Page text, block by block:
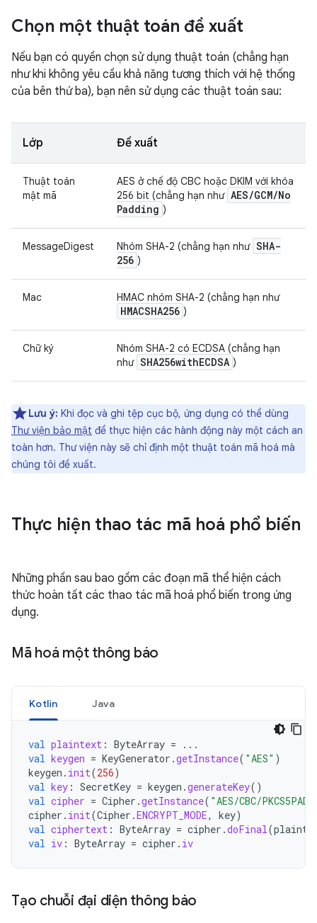
Chọn một thuật toán đề xuất
Nếu bạn có quyền chọn sử dụng thuật toán (chẳng hạn
như khi không yêu cầu khả năng tương thích với hệ thống
của bên thứ ba), bạn nên sử dụng các thuật toán sau:
Lớp Đề xuất
Thuật toán
mật mã
AES ở chế độ CBC hoặc DKIM với khóa
256 bit (chẳng hạn như AES/GCM/No
Padding )
MessageDigest Nhóm SHA-2 (chẳng hạn như SHA-
256 )
Mac HMAC nhóm SHA-2 (chẳng hạn như
HMACSHA256 )
Chữ ký
Nhóm SHA-2 có ECDSA (chẳng hạn
như SHA256withECDSA )
Lưu ý: Khi đọc và ghi tệp cục bộ, ứng dụng có thể dùng
Thư viện bảo mật để thực hiện các hành động này một cách an
toàn hơn. Thư viện này sẽ chỉ định một thuật toán mã hoá mà
chúng tôi đề xuất.
Thực hiện thao tác mã hoá phổ biến
Những phần sau bao gồm các đoạn mã thể hiện cách
thức hoàn tất các thao tác mã hoá phổ biến trong ứng
dụng.
Mã hoá một thông báo
Kotlin Java
val plaintext : ByteArray =
...
val keygen = KeyGenerator .getInstance( "AES" )
keygen . init(256)
val key : SecretKey = keygen .generateKey()
val cipher = Cipher .getInstance( "AES/CBC/
cipher . init(Cipher .ENCRYPT_MODE, key)
val ciphertext : ByteArray = cipher .doFinal(
val iv : ByteArray = cipher . iv
Tạo chuỗi đại diện thông báo